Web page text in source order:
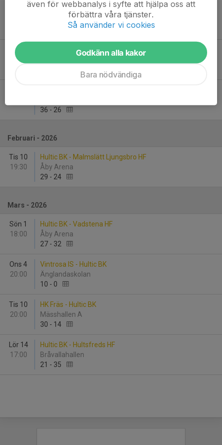
Sön 25
Hultic BK - Eksjö BK
Sandbyhovshallen
Tis 27
19:30
HK Järnvägen - Hultic BK
36 - 26
Februari - 2026
Tis 10
19:30
Hultic BK - Malmslätt Ljungsbro HF
Åby Arena
29 - 24
Mars - 2026
Sön 1
18:00
Hultic BK - Vadstena HF
Åby Arena
27 - 32
Ons 4
20:00
Vintrosa IS - Hultic BK
Änglandaskolan
10 - 0
Tis 10
20:00
HK Fräs - Hultic BK
Mässhallen A
30 - 14
Lör 14
17:00
Hultic BK - Hultsfreds HF
Bråvallahallen
21 - 35
även för webbanalys i syfte att hjälpa oss att
förbättra våra tjänster.
Så använder vi cookies
Godkänn alla kakor
Bara nödvändiga